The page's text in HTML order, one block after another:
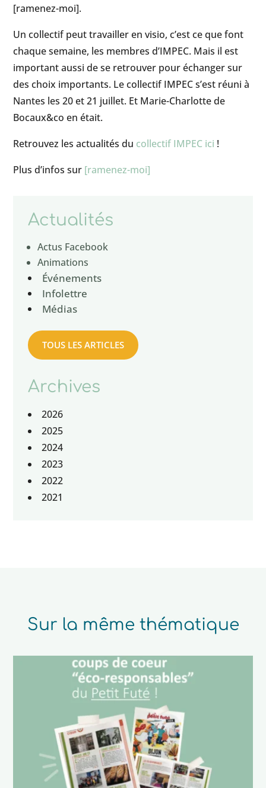
[ramenez-moi].
Un collectif peut travailler en visio, c’est ce que font
chaque semaine, les membres d’IMPEC. Mais il est
important aussi de se retrouver pour échanger sur
des choix importants. Le collectif IMPEC s’est réuni à
Nantes les 20 et 21 juillet. Et Marie-Charlotte de
Bocaux&co en était.
Retrouvez les actualités du collectif IMPEC ici !
Plus d’infos sur [ramenez-moi]
Actualités
Actus Facebook
Animations
Événements
Infolettre
Médias
TOUS LES ARTICLES
Archives
2026
2025
2024
2023
2022
2021
Sur la même thématique